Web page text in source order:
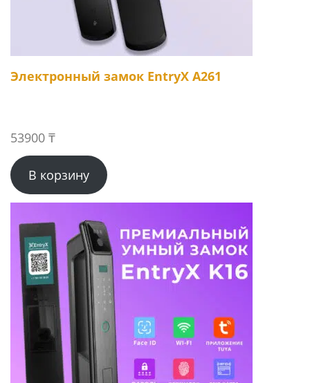
Электронный замок EntryX A261
53900 ₸
В корзину